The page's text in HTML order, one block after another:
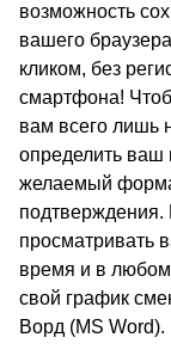
возможность
вашего
кликом, без
смартфона!
вам всего лишь
определить ваш
желаемый
просматривать
время и в любом
свой график
Ворд (MS Word).